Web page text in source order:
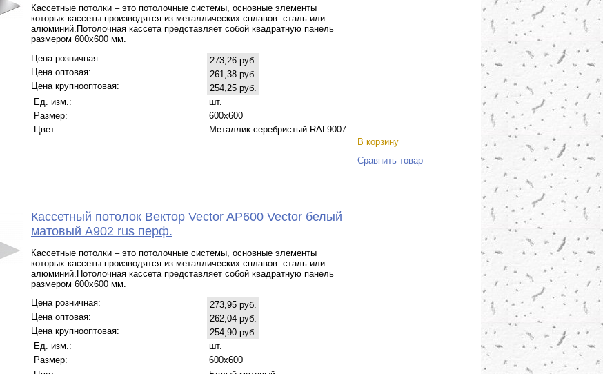
Кассетные потолки – это потолочные системы, основные элементы
которых кассеты производятся из металлических сплавов: сталь или
алюминий.Потолочная кассета представляет собой квадратную панель
размером 600х600 мм.
Цена розничная:
273,26 руб.
Цена оптовая:
261,38 руб.
Цена крупнооптовая:
254,25 руб.
Ед. изм.:
шт.
Размер:
600x600
Цвет:
Металлик серебристый RAL9007
В корзину
Сравнить товар
Кассетный потолок Вектор Veсtor AP600 Vector белый
матовый А902 rus перф.
Кассетные потолки – это потолочные системы, основные элементы
которых кассеты производятся из металлических сплавов: сталь или
алюминий.Потолочная кассета представляет собой квадратную панель
размером 600х600 мм.
Цена розничная:
273,95 руб.
Цена оптовая:
262,04 руб.
Цена крупнооптовая:
254,90 руб.
Ед. изм.:
шт.
Размер:
600x600